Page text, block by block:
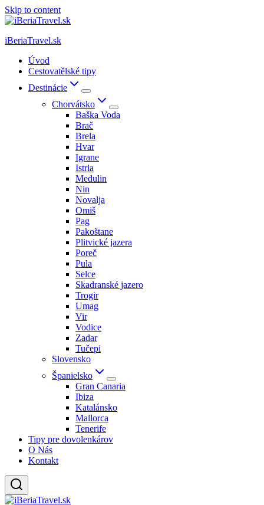
Skip to content
iBeriaTravel.sk
Úvod
Cestovatělské tipy
Destinácie
Chorvátsko
Baška Voda
Brač
Brela
Hvar
Igrane
Istria
Medulin
Nin
Novalja
Omiš
Pag
Pakoštane
Plitvické jazera
Poreč
Pula
Selce
Skadranské jazero
Trogir
Umag
Vir
Vodice
Zadar
Tučepi
Slovensko
Španielsko
Gran Canaria
Ibiza
Katalánsko
Mallorca
Tenerife
Tipy pre dovolenkárov
O Nás
Kontakt